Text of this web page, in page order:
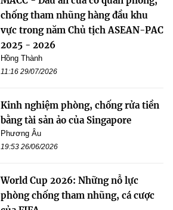
chống tham nhũng hàng đầu khu
vực trong năm Chủ tịch ASEAN-PAC
2025 - 2026
Hồng Thành
11:16 29/07/2026
Kinh nghiệm phòng, chống rửa tiền
bằng tài sản ảo của Singapore
Phương Âu
19:53 26/06/2026
World Cup 2026: Những nỗ lực
phòng chống tham nhũng, cá cược